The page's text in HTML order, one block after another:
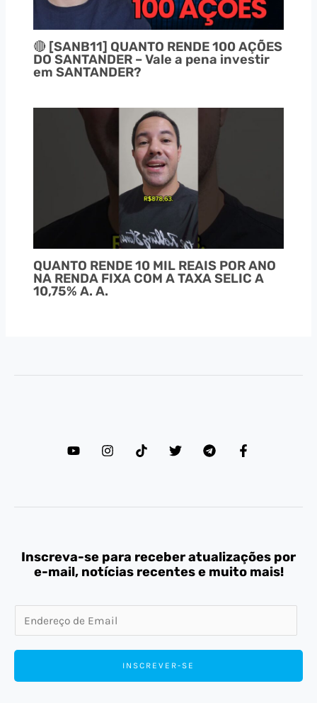
🔴 [SANB11] QUANTO RENDE 100 AÇÕES
DO SANTANDER – Vale a pena investir
em SANTANDER?
QUANTO RENDE 10 MIL REAIS POR ANO
NA RENDA FIXA COM A TAXA SELIC A
10,75% A. A.
Inscreva-se para receber atualizações por
e-mail, notícias recentes e muito mais!
m
a
INSCREVER-SE